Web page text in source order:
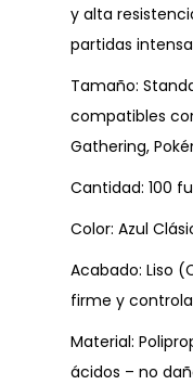
y alta
partidas
Tamaño:
compatibles
Gathering,
Cantidad: 100
Color: Azul
Acabado: Liso
firme y
Material:
ácidos – no